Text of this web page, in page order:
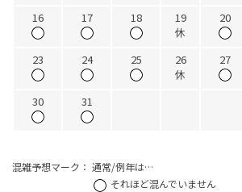
16 17 18
19
休
20
23 24 25
26
休
27
30 31
混雑予想マーク： 通常/例年は…
それほど混んでいません